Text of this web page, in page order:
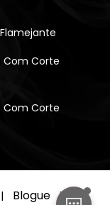
Com Corte
Com Corte
| Blogue |